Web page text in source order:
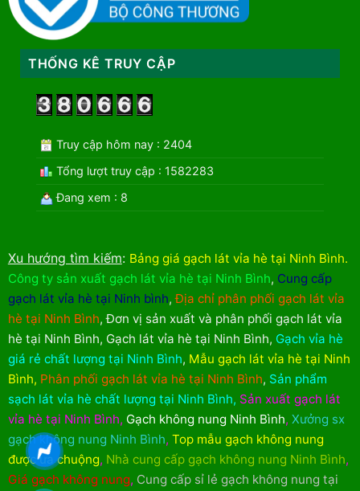
THỐNG KÊ TRUY CẬP
Truy cập hôm nay : 2404
Tổng lượt truy cập : 1582283
Đang xem : 8
Xu hướng tìm kiếm: Bảng giá gạch lát vỉa hè tại Ninh Bình.
Công ty sản xuất gạch lát vỉa hè tại Ninh Bình, Cung cấp
gạch lát vỉa hè tại Ninh bình,Địa chỉ phân phối gạch lát vỉa
hè tại Ninh Bình,Đơn vị sản xuất và phân phối gạch lát vỉa
hè tại Ninh Bình, Gạch lát vỉa hè tại Ninh Bình, Gạch vỉa hè
giá rẻ chất lượng tại Ninh Bình, Mẫu gạch lát vỉa hè tại Ninh
Bình, Phân phối gạch lát vỉa hè tại Ninh Bình, Sản phẩm
sạch lát vỉa hè chất lượng tại Ninh Bình, Sản xuất gạch lát
vỉa hè tại Ninh Bình, Gạch không nung Ninh Bình, Xưởng sx
gạch không nung Ninh Bình, Top mẫu gạch không nung
được ưa chuộng, Nhà cung cấp gạch không nung Ninh Bình,
Giá gạch không nung, Cung cấp sỉ lẻ gạch không nung tại